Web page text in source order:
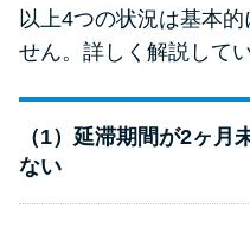
以上4つの状況は基本
せん。詳しく解説して
（1）延滞期間が2ヶ
ない